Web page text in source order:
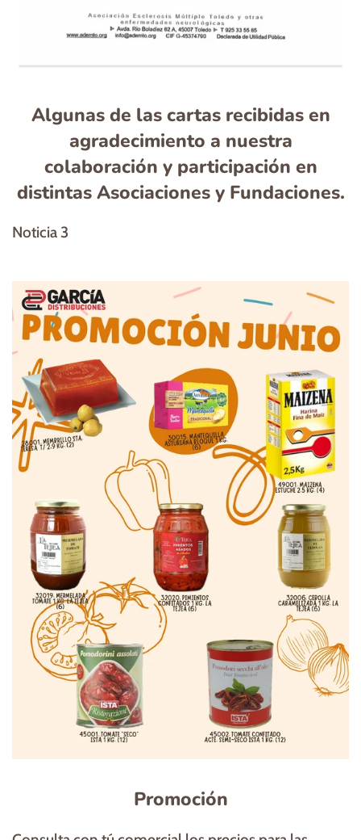
colaboración y participación en
distintas Asociaciones y Fundaciones.
Noticia 3
Promoción
ofertas disponibles.